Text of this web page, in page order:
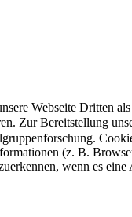
Webseite Dritten
Zur Bereitstellung
(z. B.
wenn es